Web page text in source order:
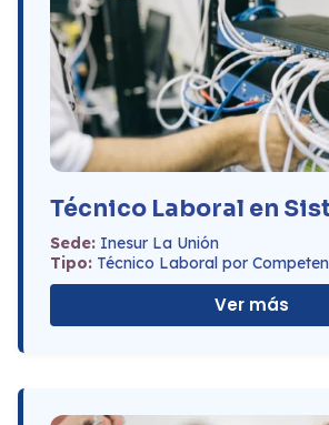
Técnico Laboral en
Sede: Inesur La Unión
Tipo: Técnico Laboral por
Ver más